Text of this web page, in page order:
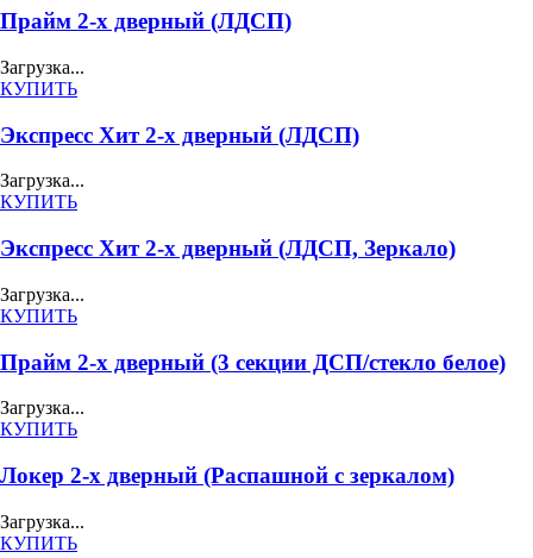
Прайм 2-х дверный (ЛДСП)
Загрузка...
КУПИТЬ
Экспресс Хит 2-х дверный (ЛДСП)
Загрузка...
КУПИТЬ
Экспресс Хит 2-х дверный (ЛДСП, Зеркало)
Загрузка...
КУПИТЬ
Прайм 2-х дверный (3 секции ДСП/стекло белое)
Загрузка...
КУПИТЬ
Локер 2-х дверный (Распашной с зеркалом)
Загрузка...
КУПИТЬ